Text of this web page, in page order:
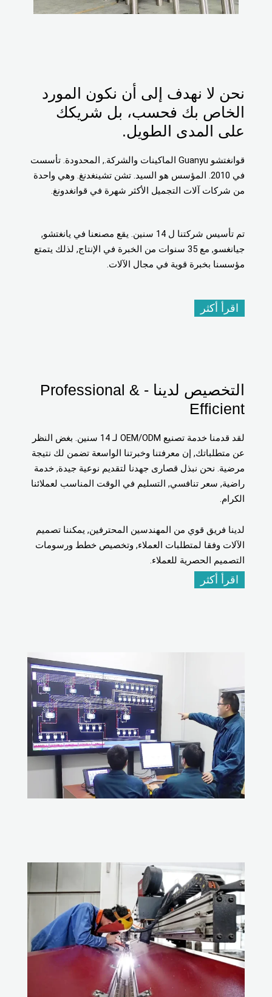
نحن لا نهدف إلى أن نكون المورد
الخاص بك فحسب، بل شريكك
على المدى الطويل.
قوانغتشو Guanyu الماكينات والشركة., المحدودة. تأسست
في 2010. المؤسس هو السيد. تشن تشينغدنغ. وهي واحدة
من شركات آلات التجميل الأكثر شهرة في قوانغدونغ.
تم تأسيس شركتنا ل 14 سنين. يقع مصنعنا في يانغتشو,
جيانغسو, مع 35 سنوات من الخبرة في الإنتاج, لذلك يتمتع
مؤسسنا بخبرة قوية في مجال الآلات.
اقرأ أكثر
التخصيص لدينا - Professional &
Efficient
لقد قدمنا ​​خدمة تصنيع OEM/ODM لـ 14 سنين. بغض النظر
عن متطلباتك, إن معرفتنا وخبرتنا الواسعة تضمن لك نتيجة
مرضية. نحن نبذل قصارى جهدنا لتقديم نوعية جيدة, خدمة
راضية, سعر تنافسي, التسليم في الوقت المناسب لعملائنا
الكرام.
لدينا فريق قوي من المهندسين المحترفين, يمكننا تصميم
الآلات وفقا لمتطلبات العملاء, وتخصيص خطط ورسومات
التصميم الحصرية للعملاء.
اقرأ أكثر